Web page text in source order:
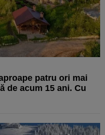
patru ori mai
de acum 15 ani. Cu